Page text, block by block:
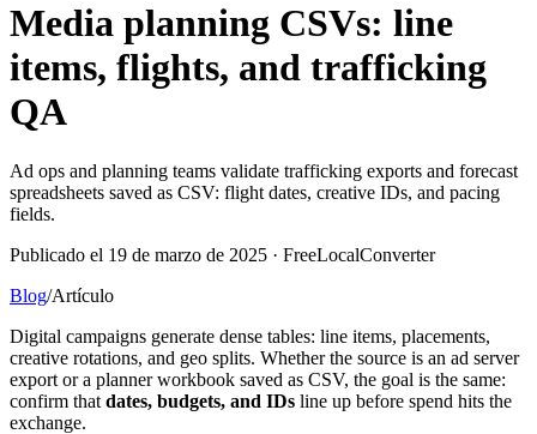
Media planning CSVs: line
items, flights, and trafficking
QA
Ad ops and planning teams validate trafficking exports and forecast
spreadsheets saved as CSV: flight dates, creative IDs, and pacing
fields.
Publicado el 19 de marzo de 2025 · FreeLocalConverter
Blog/Artículo
Digital campaigns generate dense tables: line items, placements,
creative rotations, and geo splits. Whether the source is an ad server
export or a planner workbook saved as CSV, the goal is the same:
confirm that dates, budgets, and IDs line up before spend hits the
exchange.